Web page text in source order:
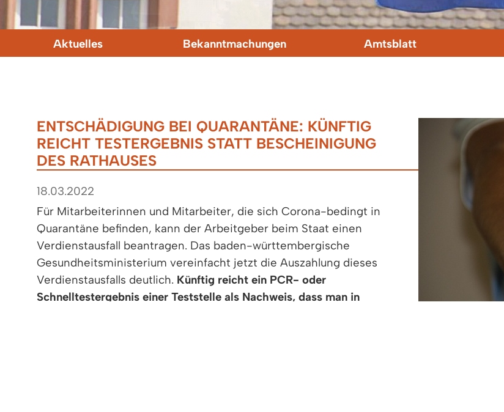
Aktuelles Bekanntmachungen Amtsblatt
ENTSCHÄDIGUNG BEI QUARANTÄNE: KÜNFTIG
REICHT TESTERGEBNIS STATT BESCHEINIGUNG
DES RATHAUSES
18.03.2022
Für Mitarbeiterinnen und Mitarbeiter, die sich Corona-bedingt in
Quarantäne befinden, kann der Arbeitgeber beim Staat einen
Verdienstausfall beantragen. Das baden-württembergische
Gesundheitsministerium vereinfacht jetzt die Auszahlung dieses
Verdienstausfalls deutlich. Künftig reicht ein PCR- oder
Schnelltestergebnis einer Teststelle als Nachweis, dass man in